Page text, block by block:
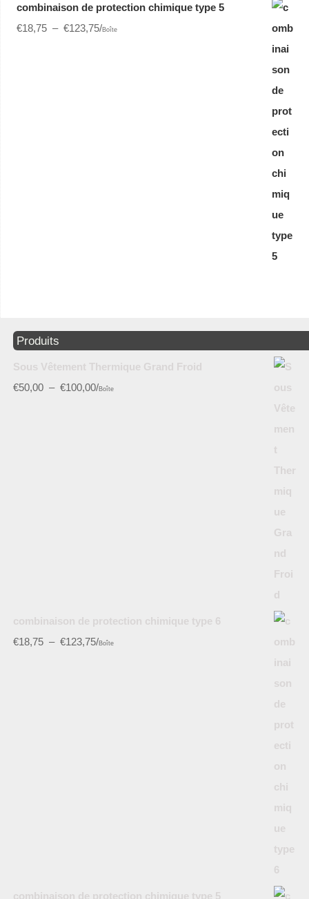
combinaison de protection chimique type 5
€18,75 – €123,75/Boîte
Produits
Sous Vêtement Thermique Grand Froid
€50,00 – €100,00/Boîte
combinaison de protection chimique type 6
€18,75 – €123,75/Boîte
combinaison de protection chimique type 5